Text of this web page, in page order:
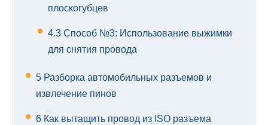
плоскогубцев
4.3 Способ №3: Использование выжимки
для снятия провода
5 Разборка автомобильных разъемов и
извлечение пинов
6 Как вытащить провод из ISO разъема